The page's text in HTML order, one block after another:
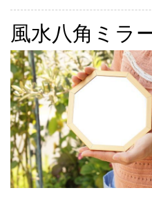
風水八角ミラ